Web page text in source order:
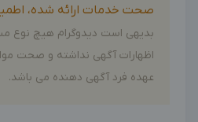
صحت خدمات ارائه شده،
بدیهی است دیدوگرام هیچ نوع
اظهارات آگهی نداشته و صحت
عهده فرد آگهی دهنده می باشد.